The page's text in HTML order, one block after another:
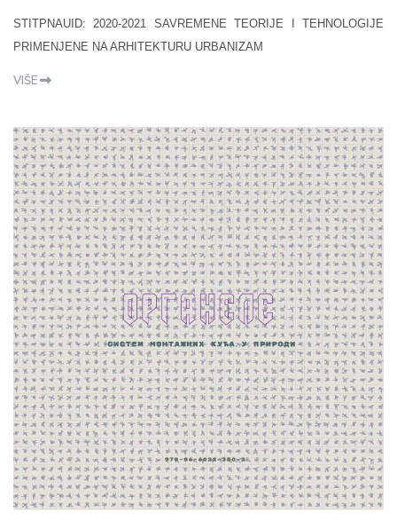
STITPNAUID: 2020-2021 SAVREMENE TEORIJE I TEHNOLOGIJE
PRIMENJENE NA ARHITEKTURU URBANIZAM
VIŠE